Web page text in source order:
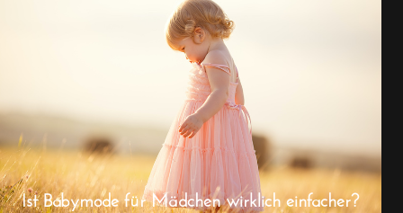
Ist Babymode für Mädchen wirklich einfacher?